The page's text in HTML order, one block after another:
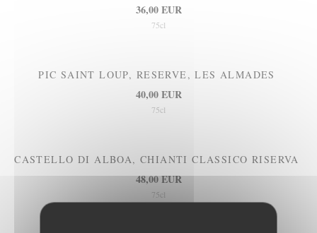
36,00 EUR
75cl
PIC SAINT LOUP, RESERVE, LES ALMADES
40,00 EUR
75cl
CASTELLO DI ALBOA, CHIANTI CLASSICO RISERVA
48,00 EUR
75cl